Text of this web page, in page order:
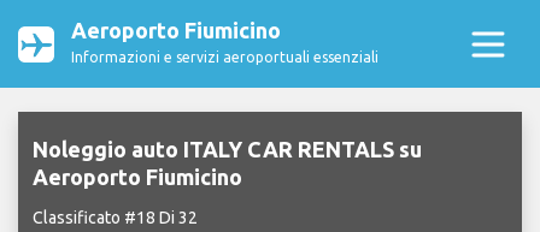
Aeroporto Fiumicino
Informazioni e servizi aeroportuali essenziali
Noleggio auto ITALY CAR RENTALS su
Aeroporto Fiumicino
Classificato #18 Di 32